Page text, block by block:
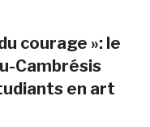
courage »: le
Cambrésis
en art